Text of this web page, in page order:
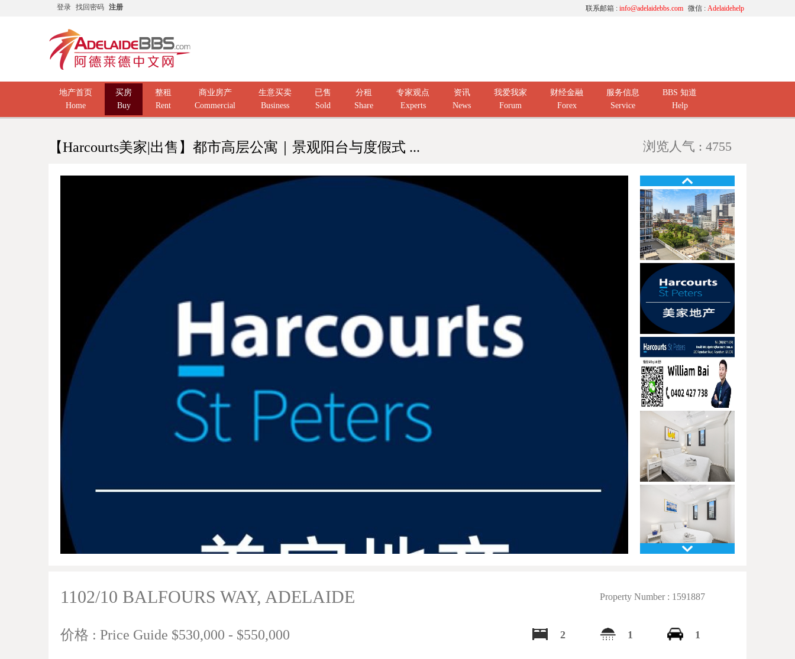
登录 找回密码 注册 微信 : Adelaidehelp
联系邮箱 : info@adelaidebbs.com
地产首页
Home
买房
Buy
整租
Rent
商业房产
Commercial
生意买卖
Business
已售
Sold
分租
Share
专家观点
Experts
资讯
News
我爱我家
Forum
财经金融
Forex
服务信息
Service
BBS 知道
Help
【Harcourts美家|出售】都市高层公寓｜景观阳台与度假式 ... 浏览人气 : 4755
1102/10 BALFOURS WAY, ADELAIDE Property Number : 1591887
价格 : Price Guide $530,000 - $550,000 2 1 1